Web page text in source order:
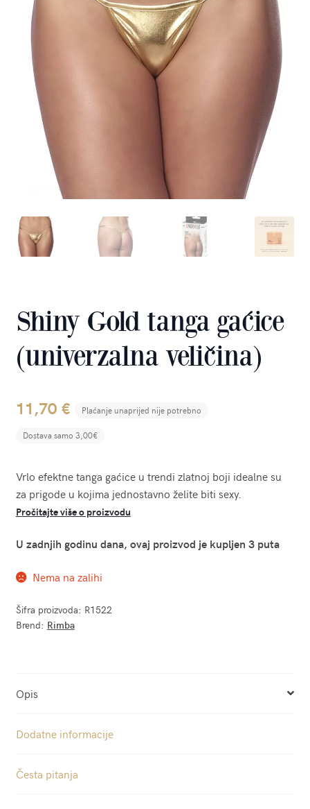
Shiny Gold tanga gaćice
(univerzalna veličina)
11,70 € Plaćanje unaprijed nije potrebno
Dostava samo 3,00€
Vrlo efektne tanga gaćice u trendi zlatnoj boji idealne su
za prigode u kojima jednostavno želite biti sexy.
Pročitajte više o proizvodu
U zadnjih godinu dana, ovaj proizvod je kupljen 3 puta
Nema na zalihi
Šifra proizvoda: R1522
Brend: Rimba
Opis
Dodatne informacije
Česta pitanja